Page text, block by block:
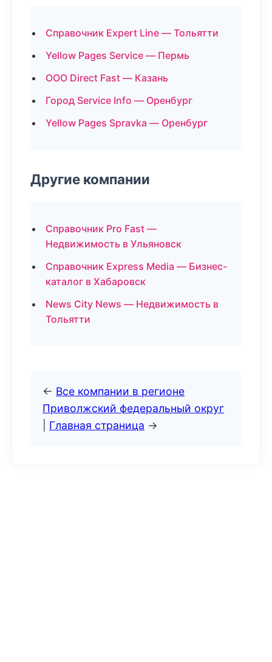
Справочник Expert Line — Тольятти
Yellow Pages Service — Пермь
ООО Direct Fast — Казань
Город Service Info — Оренбург
Yellow Pages Spravka — Оренбург
Другие компании
Справочник Pro Fast —
Недвижимость в Ульяновск
Справочник Express Media — Бизнес-
каталог в Хабаровск
News City News — Недвижимость в
Тольятти
← Все компании в регионе
Приволжский федеральный округ
Главная страница →